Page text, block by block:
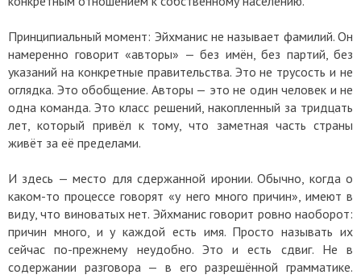
Принципиальный момент: Эйхманис не называет фамилий. Он
намеренно говорит «авторы» — без имён, без партий, без
указаний на конкретные правительства. Это не трусость и не
оглядка. Это обобщение. Авторы — это не один человек и не
одна команда. Это класс решений, накопленный за тридцать
лет, который привёл к тому, что заметная часть страны
живёт за её пределами.
И здесь — место для сдержанной иронии. Обычно, когда о
каком-то процессе говорят «у него много причин», имеют в
виду, что виноватых нет. Эйхманис говорит ровно наоборот:
причин много, и у каждой есть имя. Просто называть их
сейчас по-прежнему неудобно. Это и есть сдвиг. Не в
содержании разговора — в его разрешённой грамматике.